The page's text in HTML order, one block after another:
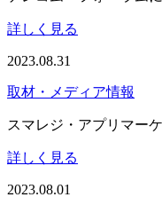
詳しく見る
2023.08.31
取材・メディア情報
スマレジ・アプリマー
詳しく見る
2023.08.01